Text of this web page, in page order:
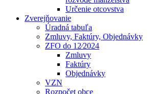
Určenie otcovstva
Zverejňovanie
Úradná tabuľa
Zmluvy, Faktúry, Objednávky
ZFO do 12⁄2024
Zmluvy
Faktúry
Objednávky
VZN
Rozpočet obce